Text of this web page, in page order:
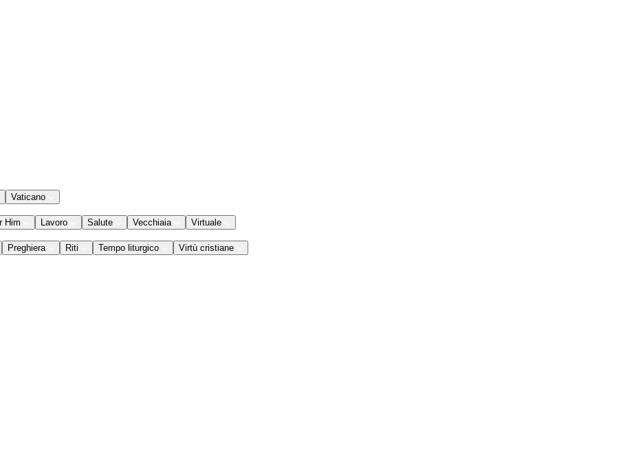
Vaticano
Him Lavoro Salute Vecchiaia Virtuale
Preghiera Riti Tempo liturgico Virtù cristiane